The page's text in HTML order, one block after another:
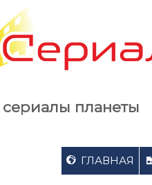
планеты
ГЛАВНАЯ